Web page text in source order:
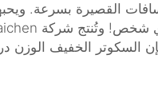
القصيرة بسرعة. ويحبها
السكوتر الخفيف الوزن